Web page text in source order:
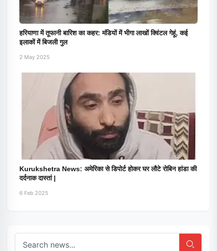
हरियाणा में तूफानी बारिश का कहर: मंडियों में भीगा लाखों क्विंटल गेहूं, कई
इलाकों में बिजली गुल
2 May 2025
Kurukshetra News: अमेरिका से डिपोर्ट होकर घर लौटे रोबिन हांडा की
दर्दनाक दास्तां |
6 Feb 2025